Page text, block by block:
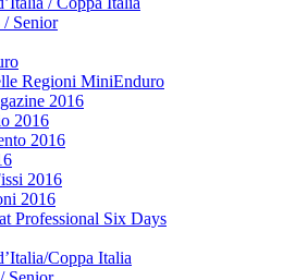
Senior
Regioni MiniEnduro
2016
2016
2016
2016
2016
Professional Six Days
Coppa Italia